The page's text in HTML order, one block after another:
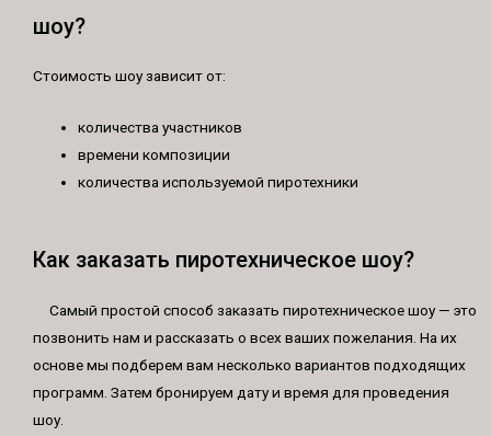
шоу?
Стоимость шоу зависит от:
количества участников
времени композиции
количества используемой пиротехники
Как заказать пиротехническое шоу?
Самый простой способ заказать пиротехническое шоу — это
позвонить нам и рассказать о всех ваших пожелания. На их
основе мы подберем вам несколько вариантов подходящих
программ. Затем бронируем дату и время для проведения
шоу.